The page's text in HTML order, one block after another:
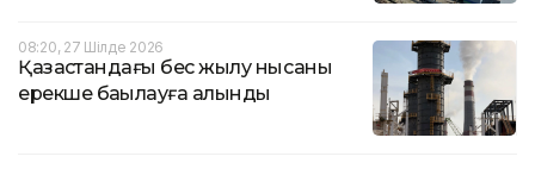
08:20, 27 Шілде 2026
Қазақстандағы бес жылу нысаны
ерекше бақылауға алынды